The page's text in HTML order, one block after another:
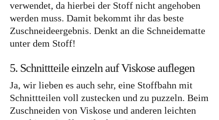
verwendet, da hierbei der Stoff nicht angehoben
werden muss. Damit bekommt ihr das beste
Zuschneideergebnis. Denkt an die Schneidematte
unter dem Stoff!
5. Schnittteile einzeln auf Viskose auflegen
Ja, wir lieben es auch sehr, eine Stoffbahn mit
Schnittteilen voll zustecken und zu puzzeln. Beim
Zuschneiden von Viskose und anderen leichten